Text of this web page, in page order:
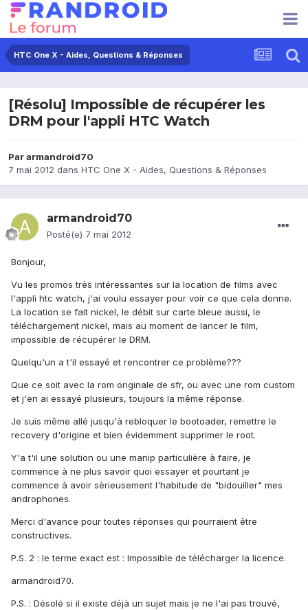
HTC One X - Aides, Questions & Réponses
[Résolu] Impossible de récupérer les
DRM pour l'appli HTC Watch
Pararmandroid70
7 mai 2012 dans HTC One X - Aides, Questions & Réponses
armandroid70
Posté(e) 7 mai 2012
Bonjour,
Vu les promos très intéressantes sur la location de films avec
l'appli htc watch, j'ai voulu essayer pour voir ce que cela donne.
La location se fait nickel, le débit sur carte bleue aussi, le
téléchargement nickel, mais au moment de lancer le film,
impossible de récupérer le DRM.
Quelqu'un a t'il essayé et rencontrer ce problème???
Que ce soit avec la rom originale de sfr, ou avec une rom custom
et j'en ai essayé plusieurs, toujours la même réponse.
Je suis même allé jusqu'à rebloquer le bootoader, remettre le
recovery d'origine et bien évidemment supprimer le root.
Y'a t'il une solution ou une manip particulière à faire, je
commence à ne plus savoir quoi essayer et pourtant je
commence à avoir sèrieusement l'habitude de "bidouiller" mes
androphones.
Merci d'avance pour toutes réponses qui pourraient être
constructives.
P.S. 2 : le terme exact est : Impossible de télécharger la licence.
armandroid70.
P.S. : Désolé si il existe déjà un sujet mais je ne l'ai pas trouvé,